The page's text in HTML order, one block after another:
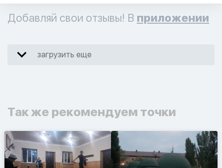
Добавляй свои отзывы! В приложении
загрузить еще
Так же рекомендуем точки